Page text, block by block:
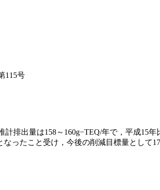
115号
計排出量は158～160g−TEQ/年で，平成15
ったこと受け，今後の削減目標量として